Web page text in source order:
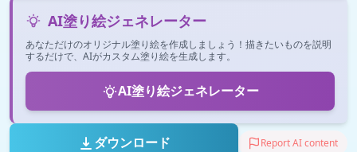
AI塗り絵ジェネレーター
あなただけのオリジナル塗り絵を作成しましょう！描きたいものを説明
するだけで、AIがカスタム塗り絵を生成します。
AI塗り絵ジェネレーター
ダウンロード Report AI content